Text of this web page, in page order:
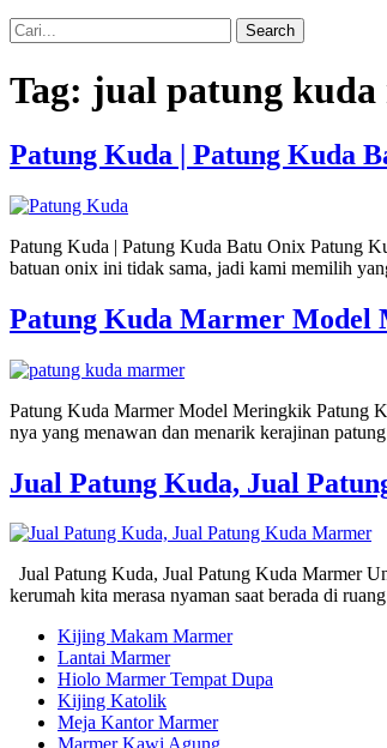
Search
Tag: jual patung
Patung Kuda | Patung Kuda
Patung Kuda | Patung Kuda Batu Onix Patung
batuan onix ini tidak sama, jadi kami memilih
Patung Kuda Marmer Model
Patung Kuda Marmer Model Meringkik Patung
nya yang menawan dan menarik kerajinan
Jual Patung Kuda, Jual
Jual Patung Kuda, Jual Patung Kuda Marmer
kerumah kita merasa nyaman saat berada di
Kijing Makam Marmer
Lantai Marmer
Hiolo Marmer Tempat Dupa
Kijing Katolik
Meja Kantor Marmer